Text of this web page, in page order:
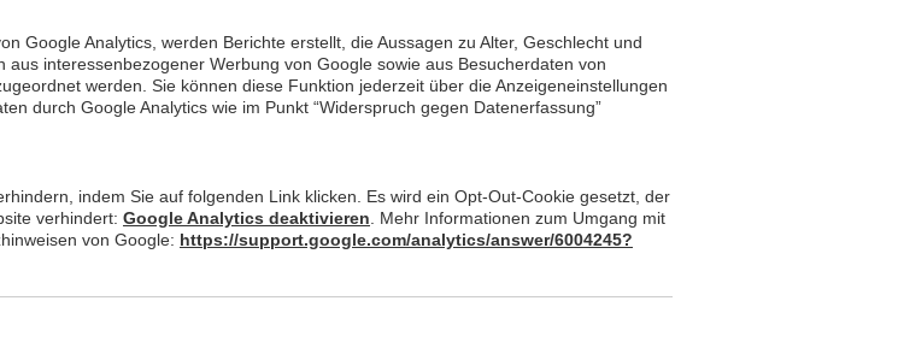
Google Analytics, werden Berichte erstellt, die Aussagen zu Alter, Geschlecht und
interessenbezogener Werbung von Google sowie aus Besucherdaten von
werden. Sie können diese Funktion jederzeit über die Anzeigeneinstellungen
durch Google Analytics wie im Punkt “Widerspruch gegen Datenerfassung”
indem Sie auf folgenden Link klicken. Es wird ein Opt-Out-Cookie gesetzt, der
verhindert: Google Analytics deaktivieren . Mehr Informationen zum Umgang mit
von Google: https://support.google.com/analytics/answer/6004245?